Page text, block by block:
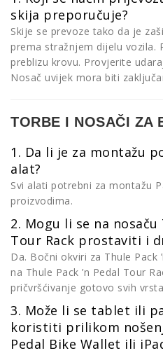
skija preporučuje?
Skije se prevoze tako da je
prema stražnjem dijelu vozila.
preblizu krovu. Provjerite
Nosač uvijek mora biti
TORBE I NOSAČI ZA
1. Da li je za montažu
alat?
Svi alati potrebni za montažu
proizvodima.
2. Mogu li se na nosaču
Tour Rack prostaviti i
Da. Bočni okviri za Thule Pack
na Thule Pack ’n Pedal Tour
pričvršćivanje gotovo svih
3. Može li se tablet ili
koristiti prilikom
Pedal Bike Wallet ili